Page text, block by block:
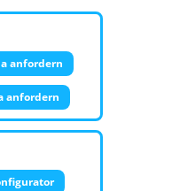
anfordern
anfordern